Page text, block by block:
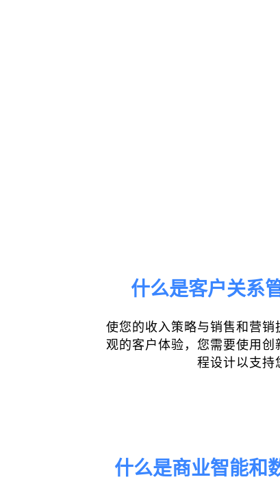
什么是客户关系
使您的收入策略与销售和营
观的客户体验，您需要使用
程设计以支持
什么是商业智能和